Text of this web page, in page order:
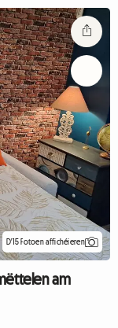
D'15 Fotoen affichéieren
am